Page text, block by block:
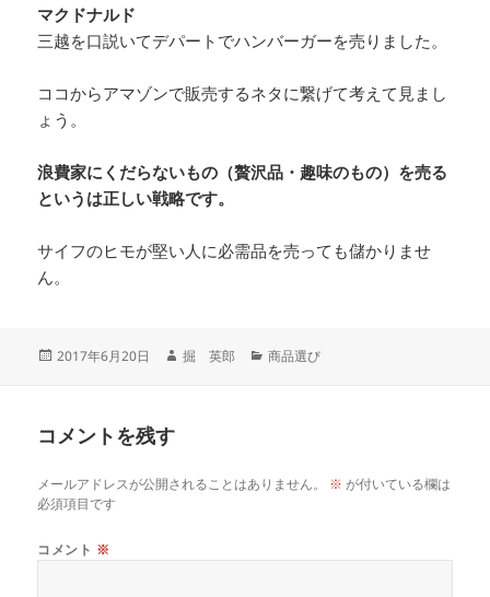
マクドナルド
三越を口説いてデパートでハンバーガーを売りました。
ココからアマゾンで販売するネタに繋げて考えて見まし
ょう。
浪費家にくだらないもの（贅沢品・趣味のもの）を売る
というは正しい戦略です。
サイフのヒモが堅い人に必需品を売っても儲かりませ
ん。
投
2017年6月20日
作
掘 英郎
カ
商品選び
コメントを残す
メールアドレスが公開されることはありません。 ※ が付いている欄は
必須項目です
コメント ※